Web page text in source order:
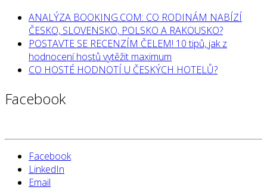
ANALÝZA BOOKING.COM: CO RODINÁM NABÍZÍ
ČESKO, SLOVENSKO, POLSKO A RAKOUSKO?
POSTAVTE SE RECENZÍM ČELEM! 10 tipů, jak z
hodnocení hostů vytěžit maximum
CO HOSTÉ HODNOTÍ U ČESKÝCH HOTELŮ?
Facebook
Facebook
LinkedIn
Email